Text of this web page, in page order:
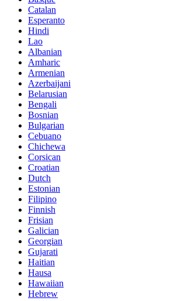
Catalan
Esperanto
Hindi
Lao
Albanian
Amharic
Armenian
Azerbaijani
Belarusian
Bengali
Bosnian
Bulgarian
Cebuano
Chichewa
Corsican
Croatian
Dutch
Estonian
Filipino
Finnish
Frisian
Galician
Georgian
Gujarati
Haitian
Hausa
Hawaiian
Hebrew